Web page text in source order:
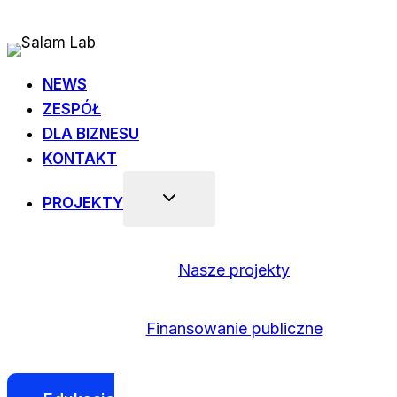
do
NEWS
ZESPÓŁ
DLA BIZNESU
KONTAKT
PROJEKTY
Nasze projekty
Finansowanie publiczne